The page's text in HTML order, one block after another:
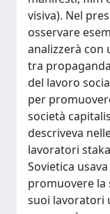
visiva). Nel
osservare
analizzerà con
tra
del lavoro
per
società
descriveva
lavoratori
Sovietica
promuovere la
suoi lavoratori